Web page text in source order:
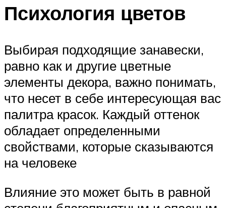
Психология цветов
Выбирая подходящие занавески,
равно как и другие цветные
элементы декора, важно понимать,
что несет в себе интересующая вас
палитра красок. Каждый оттенок
обладает определенными
свойствами, которые сказываются
на человеке
Влияние это может быть в равной